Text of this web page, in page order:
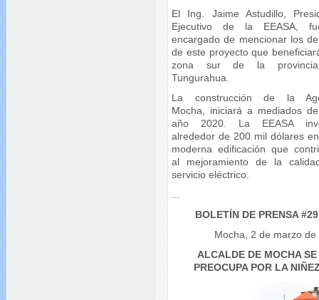
El Ing. Jaime Astudillo,
Ejecutivo de la EEASA,
encargado de mencionar los
de este proyecto que
zona sur de la
Tungurahua.
La construcción de la
Mocha, iniciará a mediados
año 2020. La EEASA
alrededor de 200 mil dólares
moderna edificación que
al mejoramiento de la
servicio eléctrico.
...
BOLETÍN DE PRENSA #29
Mocha, 2 de marzo de
ALCALDE DE MOCHA SE
PREOCUPA POR LA